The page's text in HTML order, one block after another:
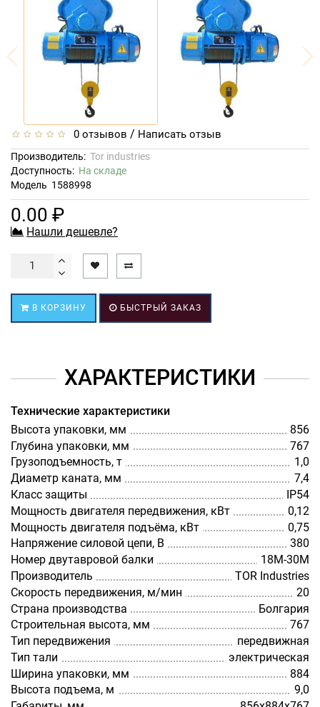
0 отзывов / Написать отзыв
Производитель: Tor industries
Доступность: На складе
Модель 1588998
0.00 ₽
Нашли дешевле?
В КОРЗИНУ БЫСТРЫЙ ЗАКАЗ
ХАРАКТЕРИСТИКИ
Технические характеристики
Высота упаковки, мм
856
Глубина упаковки, мм
767
Грузоподъемность, т
1,0
Диаметр каната, мм
7,4
Класс защиты
IP54
Мощность двигателя передвижения, кВт
0,12
Мощность двигателя подъёма, кВт
0,75
Напряжение силовой цепи, В
380
Номер двутавровой балки
18М-30М
Производитель
TOR Industries
Скорость передвижения, м/мин
20
Страна производства
Болгария
Строительная высота, мм
767
Тип передвижения
передвижная
Тип тали
электрическая
Ширина упаковки, мм
884
Высота подъема, м
9,0